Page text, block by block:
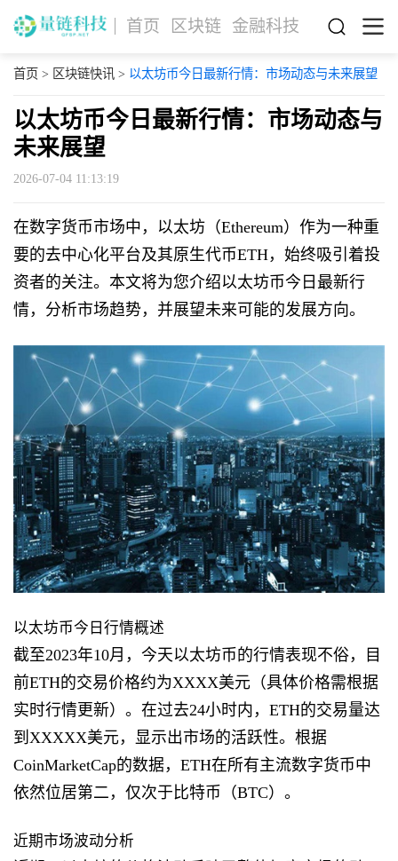
首页 区块链 金融科技
首页 > 区块链快讯> 以太坊币今日最新行情：市场动态与未来展望
以太坊币今日最新行情：市场动态与
未来展望
2026-07-04 11:13:19
在数字货币市场中，以太坊（Ethereum）作为一种重
要的去中心化平台及其原生代币ETH，始终吸引着投
资者的关注。本文将为您介绍以太坊币今日最新行
情，分析市场趋势，并展望未来可能的发展方向。
以太坊币今日行情概述
截至2023年10月，今天以太坊币的行情表现不俗，目
前ETH的交易价格约为XXXX美元（具体价格需根据
实时行情更新）。在过去24小时内，ETH的交易量达
到XXXXX美元，显示出市场的活跃性。根据
CoinMarketCap的数据，ETH在所有主流数字货币中
依然位居第二，仅次于比特币（BTC）。
近期市场波动分析